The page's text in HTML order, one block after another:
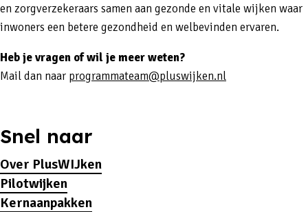
en zorgverzekeraars samen aan gezonde en vitale wijken waar
inwoners een betere gezondheid en welbevinden ervaren.
Heb je vragen of wil je meer weten?
Mail dan naar programmateam@pluswijken.nl
Snel naar
Over PlusWIJken
Pilotwijken
Kernaanpakken